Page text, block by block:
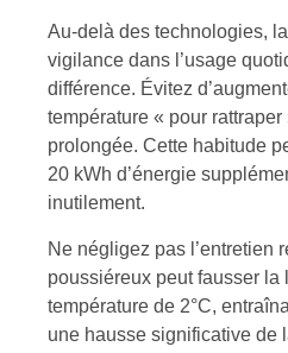
Au-delà des technologies,
vigilance dans l’usage
différence. Évitez
température « pour
prolongée. Cette habitude
20 kWh d’énergie
inutilement.
Ne négligez pas l’entretien
poussiéreux peut fausser la
température de 2°C,
une hausse significative de